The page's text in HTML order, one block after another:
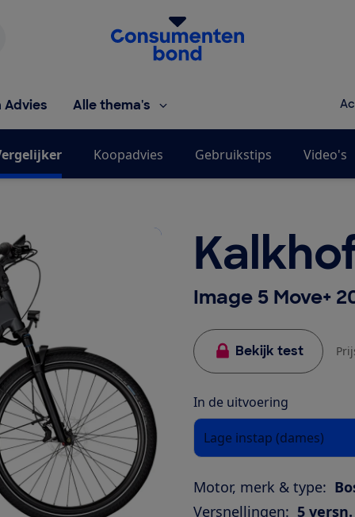
Homepage van de Consumentenbond
Advies Alle thema's
Koopadvies Gebruikstips Video's
Image 5 Move+
Bekijk test
In de uitvoering
Lage instap (dames)
Motor, merk & type:
Versnellingen: 5